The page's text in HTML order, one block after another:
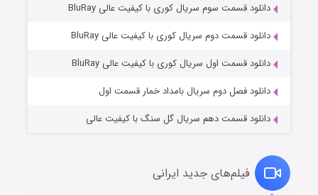
وستی ها
قسمت۱ (زیرنویس) منتشر شد
دانلود قسمت سوم سریال کوری با کیفیت عالی BluRay
دانلود قسمت دوم سریال کوری با کیفیت عالی BluRay
دانلود قسمت اول سریال کوری با کیفیت عالی BluRay
دانلود فصل دوم سریال بامداد خمار قسمت اول
دانلود قسمت دهم سریال گل سنگ با کیفیت عالی
فیلم‌های جدید ایرانی